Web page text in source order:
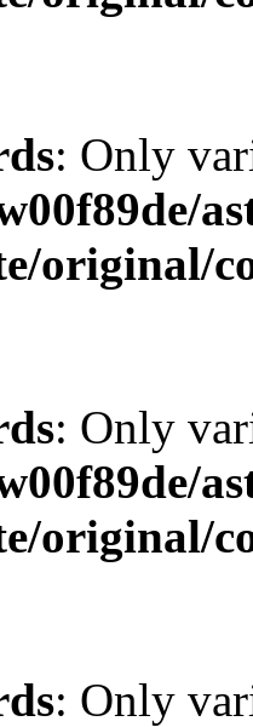
: Only
original/
: Only
original/
: Only